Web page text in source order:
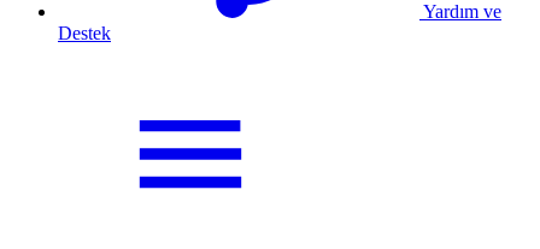
Yardım ve
Destek